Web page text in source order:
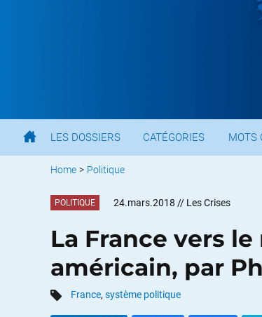
LES DOSSIERS CATÉGORIES MOTS
Home > Politique
POLITIQUE 24.mars.2018 // Les Crises
La France vers
américain, par
France, système politique